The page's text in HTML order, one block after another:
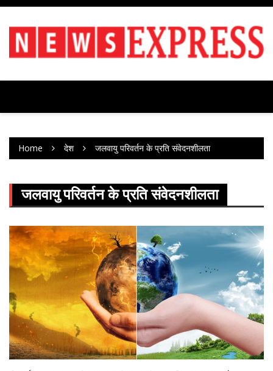
Skip
content
Home देश जलवायु परिवर्तन के प्रति संवेदनशीलता
जलवायु परिवर्तन के प्रति संवेदनशीलता